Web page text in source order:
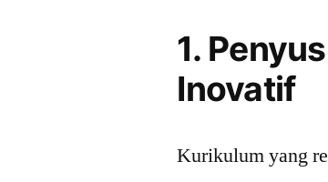
1.
Inovatif
Kurikulum yang